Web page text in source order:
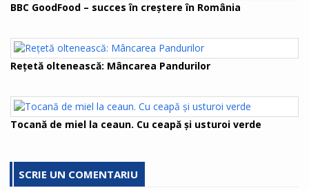
BBC GoodFood – succes în creștere în România
Rețetă oltenească: Mâncarea Pandurilor
Tocană de miel la ceaun. Cu ceapă și usturoi verde
SCRIE UN COMENTARIU